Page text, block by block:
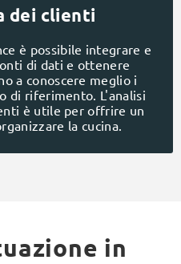
dei clienti
è possibile integrare e
di dati e ottenere
a conoscere meglio i
di riferimento. L'analisi
è utile per offrire un
la cucina.
in